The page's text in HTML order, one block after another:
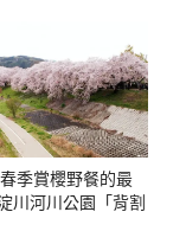
春季賞櫻野餐的最
川河川公園「背割